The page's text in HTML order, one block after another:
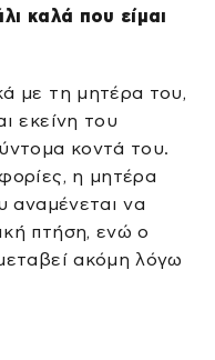
καλά που είμαι
με τη μητέρα του,
εκείνη του
κοντά του.
η μητέρα
αναμένεται να
πτήση, ενώ ο
ακόμη λόγω